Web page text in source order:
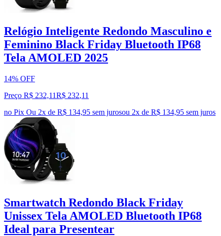
Relógio Inteligente Redondo Masculino e
Feminino Black Friday Bluetooth IP68
Tela AMOLED 2025
14% OFF
Preço R$ 232,11R$ 232,11
no Pix Ou 2x de R$ 134,95 sem jurosou 2x de R$ 134,95 sem juros
Smartwatch Redondo Black Friday
Unissex Tela AMOLED Bluetooth IP68
Ideal para Presentear